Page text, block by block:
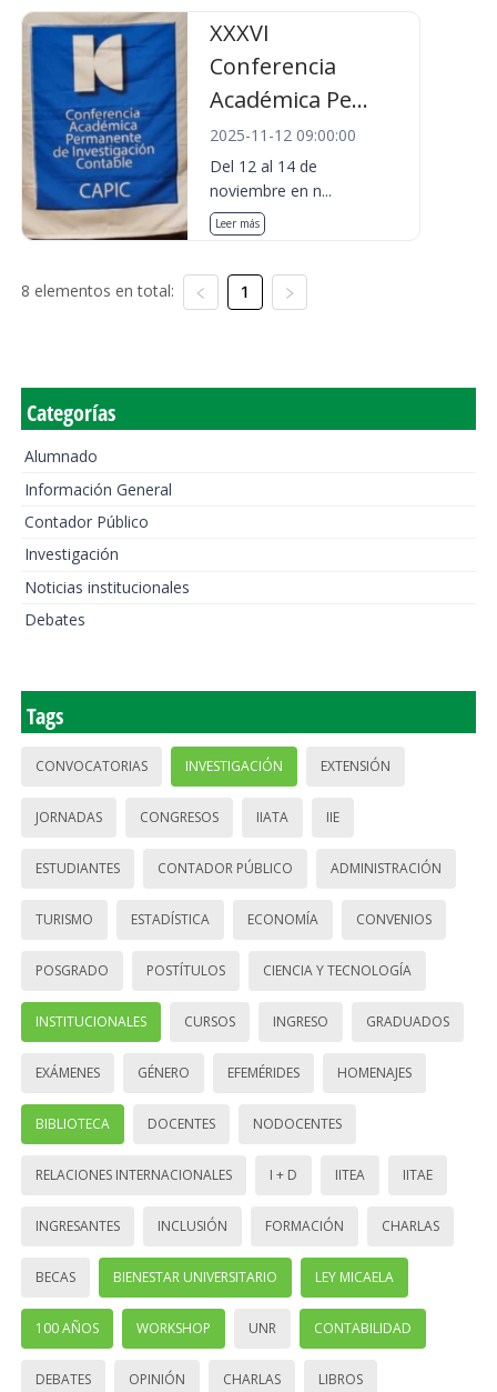
XXXVI
Conferencia
Académica Pe...
2025-11-12 09:00:00
Del 12 al 14 de
noviembre en n...
Leer más
8 elementos en total: 1
Categorías
Alumnado
Información General
Contador Público
Investigación
Noticias institucionales
Debates
Tags
CONVOCATORIAS INVESTIGACIÓN EXTENSIÓN
JORNADAS CONGRESOS IIATA IIE
ESTUDIANTES CONTADOR PÚBLICO ADMINISTRACIÓN
TURISMO ESTADÍSTICA ECONOMÍA CONVENIOS
POSGRADO POSTÍTULOS CIENCIA Y TECNOLOGÍA
INSTITUCIONALES CURSOS INGRESO GRADUADOS
EXÁMENES GÉNERO EFEMÉRIDES HOMENAJES
BIBLIOTECA DOCENTES NODOCENTES
RELACIONES INTERNACIONALES I + D IITEA IITAE
INGRESANTES INCLUSIÓN FORMACIÓN CHARLAS
BECAS BIENESTAR UNIVERSITARIO LEY MICAELA
100 AÑOS WORKSHOP UNR CONTABILIDAD
DEBATES OPINIÓN CHARLAS LIBROS